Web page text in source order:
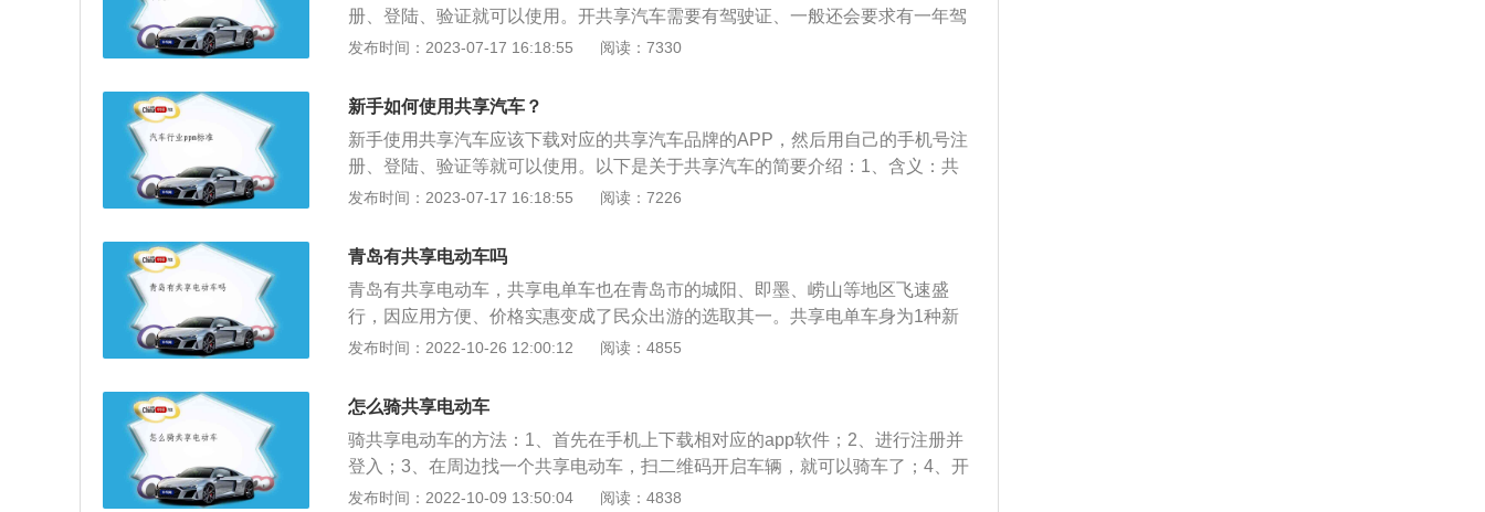
册、登陆、验证就可以使用。开共享汽车需要有驾驶证、一般还会要求有一年驾
龄。在使用共享汽车之前还需要缴纳一定数额的押金。以下是关于共享汽车的简
而无所有权。类似于在租车时短时间包车。其运作模式为通过公司协调车辆，并
负责车辆保险，停放等相关问题。2、作用：（1）使用方便：共享汽车手续办理
简便，可通过打电话或网上预约订车。（2）经济实惠：经济实惠，出行方便。
（3）缓解堵车：可缓解交通堵塞及公路磨损。（4）减少污染：可减少空气污
染，降低对传统能源的依赖性。
发布时间：2023-07-17 16:18:55 阅读：7330
新手如何使用共享汽车？
新手使用共享汽车应该下载对应的共享汽车品牌的APP，然后用自己的手机号注
册、登陆、验证等就可以使用。以下是关于共享汽车的简要介绍：1、含义：共
享汽车是指多人合用一辆车。开车人对车辆只有使用权，而无所有权。类似于在
相关问题。2、作用：（1）使用方便：共享汽车手续办理简便，可通过打电话或
网上预约订车。（2）经济实惠：经济实惠，出行方便。（3）缓解堵车：可缓解
交通堵塞及公路磨损。（4）减少污染：可减少空气污染，降低对传统能源的依
赖性。
发布时间：2023-07-17 16:18:55 阅读：7226
青岛有共享电动车吗
青岛有共享电动车，共享电单车也在青岛市的城阳、即墨、崂山等地区飞速盛
行，因应用方便、价格实惠变成了民众出游的选取其一。共享电单车身为1种新
的共享代步工具，在全国各地多个地区已经投入应用。继共享自行车、共享汽车
享电动车的开始不比摩拜和ofo晚，只不过是很多的营运商选取学校或是旅游景区
当作经营范畴，不易受到人们的重视。我国已经出现了包含喵走出行、猎吧、租
八戒、小鹿单车、电斑马、ebike、八点到、7号电单车、萌小明等一连串从事电
动车租赁的企业，而且也有一些传统式电动车生产厂家也在思考以电动车进入到
共享出行领域。这款新型电动车也是经过扫二维码开锁，尾端挡泥瓦的黄黑相间
发布时间：2022-10-26 12:00:12 阅读：4855
怎么骑共享电动车
骑共享电动车的方法：1、首先在手机上下载相对应的app软件；2、进行注册并
登入；3、在周边找一个共享电动车，扫二维码开启车辆，就可以骑车了；4、开
锁取得成功后会转入主页面，能够看见剩余电量可骑待距离，还有目前费用，骑
发布时间：2022-10-09 13:50:04 阅读：4838